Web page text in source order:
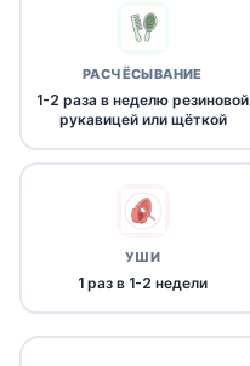
РАСЧЁСЫВАНИЕ
1-2 раза в неделю резиновой
рукавицей или щёткой
УШИ
1 раз в 1-2 недели